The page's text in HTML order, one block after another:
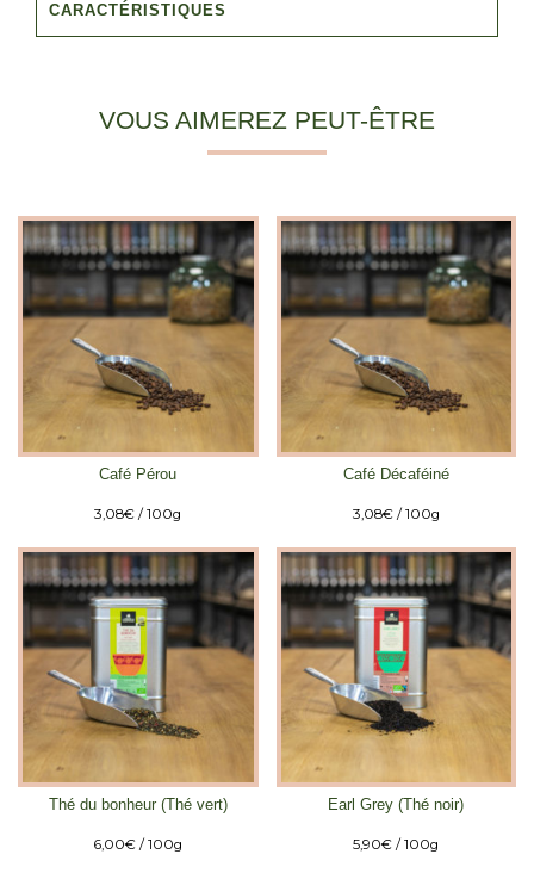
CARACTÉRISTIQUES
VOUS AIMEREZ PEUT-ÊTRE
Café Pérou
3,08€ / 100g
Café Décaféiné
3,08€ / 100g
Thé du bonheur (Thé vert)
6,00€ / 100g
Earl Grey (Thé noir)
5,90€ / 100g